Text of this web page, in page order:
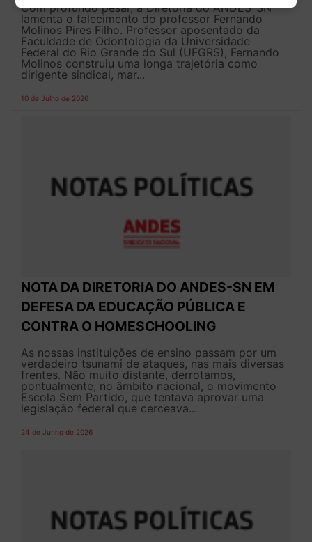
Com profundo pesar, a Diretoria do ANDES-SN
lamenta o falecimento do professor Fernando
Molinos Pires Filho. Professor aposentado da
Faculdade de Odontologia da Universidade
Federal do Rio Grande do Sul (UFGRS), Fernando
Molinos construiu uma longa trajetória como
dirigente sindical, mar...
10 de Julho de 2026
NOTA DA DIRETORIA DO ANDES-SN EM
DEFESA DA EDUCAÇÃO PÚBLICA E
CONTRA O HOMESCHOOLING
As nossas instituições de ensino passam por um
verdadeiro tsunami de ataques, nas mais diversas
frentes. Não muito distante, derrotamos,
pontualmente, no âmbito nacional, o movimento
Escola Sem Partido, que tentava aprovar uma
legislação federal que cerceava...
24 de Junho de 2026